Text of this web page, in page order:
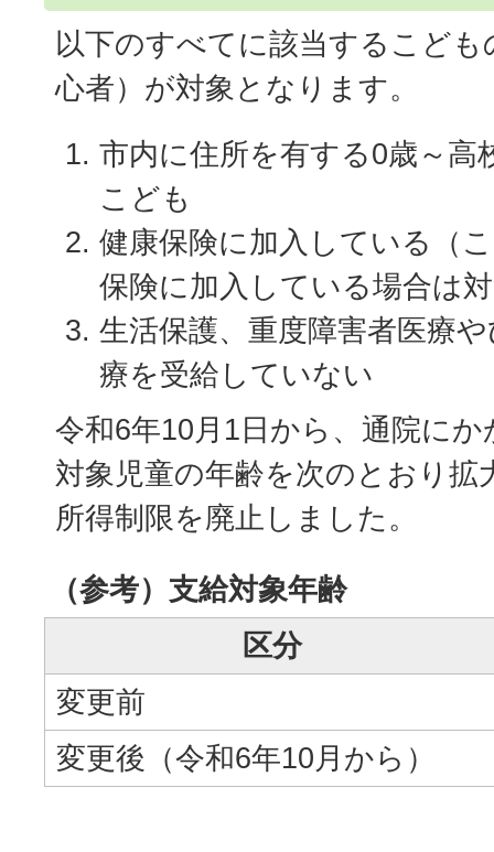
以下のすべてに該当するこども
心者）が対象となります。
市内に住所を有する0歳～高
こども
健康保険に加入している（
保険に加入している場合は
生活保護、重度障害者医療
療を受給していない
令和6年10月1日から、通院に
対象児童の年齢を次のとおり拡
所得制限を廃止しました。
（参考）支給対象年齢
区分
変更前
変更後（令和6年10月から）